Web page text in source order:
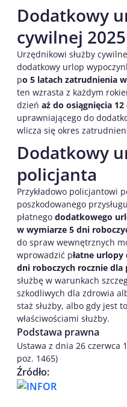
Dodatkowy
cywilnej 2025
Urzędnikowi służby
dodatkowy urlop
po 5 latach zatrudnienia
ten wzrasta z każdym
dzień aż do osiągnięcia 12
uprawniającego do
wlicza się okres
Dodatkowy
policjanta
Przykładowo policjantowi
poszkodowanego
płatnego dodatkowego
w wymiarze 5 dni
do spraw wewnętrznych
wprowadzić płatne
dni roboczych rocznie
służbę w warunkach
szkodliwych dla zdrowia
staż służby, albo gdy jest
właściwościami służby.
Podstawa prawna
Ustawa z dnia 26 czerwca
poz. 1465)
Źródło: